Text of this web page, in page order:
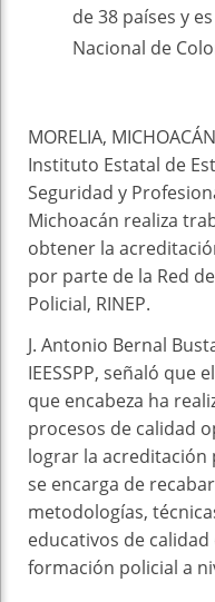
de 38 países y
Nacional de
MORELIA,
Instituto Estatal de
Seguridad y
Michoacán realiza
obtener la
por parte de la Red
Policial, RINEP.
J. Antonio Bernal
IEESSPP, señaló
que encabeza ha
procesos de calidad
lograr la acreditación
se encarga de
metodologías,
educativos de
formación policial a